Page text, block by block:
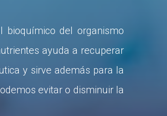
bioquímico del organismo
ayuda a recuperar
y sirve además para la
evitar o disminuir la